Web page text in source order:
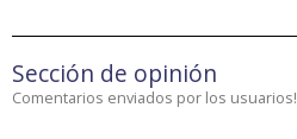
Sección de opinión
Comentarios enviados por los usuarios!